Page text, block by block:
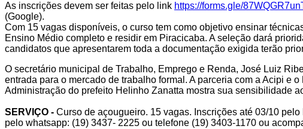
As inscrições devem ser feitas pelo link https://forms.gle/
(Google).
Com 15 vagas disponíveis, o curso tem como objetivo ensinar
Ensino Médio completo e residir em Piracicaba. A seleção dará
candidatos que apresentarem toda a documentação exigida terão
O secretário municipal de Trabalho, Emprego e Renda, José Luiz
entrada para o mercado de trabalho formal. A parceria com a Acipi e
Administração do prefeito Helinho Zanatta mostra sua sensibilidade
SERVIÇO - Curso de açougueiro. 15 vagas. Inscrições até 03/10 pelo
pelo whatsapp: (19) 3437- 2225 ou telefone (19) 3403-1170 ou